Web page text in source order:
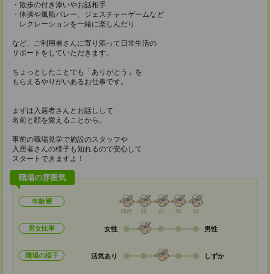
・散歩の付き添いやお話相手
・体操や風船バレー、ジェスチャーゲームなど
レクレーションを一緒に楽しんだり
など、ご利用者さんに寄り添って日常生活の
サポートをしていただきます。
ちょっとしたことでも「ありがとう」を
もらえるやりがいあるお仕事です。
まずは入居者さんとお話しして
名前と顔を覚えることから。
事前の職場見学で施設のスタッフや
入居者さんの様子も知れるので安心して
スタートできますよ！
職場の雰囲気
年齢層
20代 30 40 50 60
男女比率 女性 男性
職場の様子 活気あり しずか